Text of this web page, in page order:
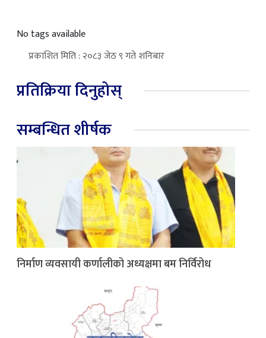
No tags available
प्रकाशित मिति : २०८३ जेठ ९ गते शनिबार
प्रतिक्रिया दिनुहोस्
सम्बन्धित शीर्षक
निर्माण व्यवसायी कर्णालीको अध्यक्षमा बम निर्विरोध